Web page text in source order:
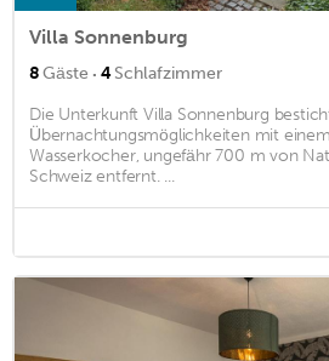
Villa Sonnenburg
8Gäste · 4Schlafzimmer
Die Unterkunft Villa Sonnenburg
Übernachtungsmöglichkeiten mit
Wasserkocher, ungefähr 700 m von
Schweiz entfernt. ...